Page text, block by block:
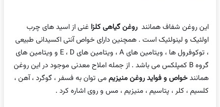
این روغن شفاف همانند روغن گیاهی کلزا غنی از اسید های چرب
اولئیک و لینولئیک است . همچنین دارای خواص آنتی اکسیدانی طبیعی
، توکوفرول ها ، ویتامین های A ، ویتامین های E ، D و ویتامین های
گروه B کمپلکس می باشد . از جمله املاح معدنی موجود در این روغن
همانندخواص و فواید روغن منیزیممی توان به فسفر ، گوگرد ، آهن ،
کلسیم ، کلر ، پتاسیم ، منیزیم ، مس و روی اشاره کرد .